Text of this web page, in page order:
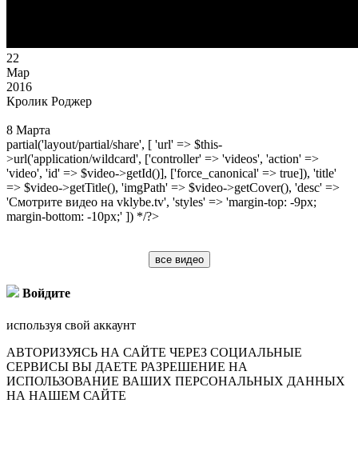
22
Мар
2016
Кролик Роджер
8 Марта
partial('layout/partial/share', [ 'url' => $this-
>url('application/wildcard', ['controller' => 'videos', 'action' =>
'video', 'id' => $video->getId()], ['force_canonical' => true]), 'title'
=> $video->getTitle(), 'imgPath' => $video->getCover(), 'desc' =>
'Смотрите видео на vklybe.tv', 'styles' => 'margin-top: -9px;
margin-bottom: -10px;' ]) */?>
все видео
Войдите
используя свой аккаунт
АВТОРИЗУЯСЬ НА САЙТЕ ЧЕРЕЗ СОЦИАЛЬНЫЕ
СЕРВИСЫ ВЫ ДАЕТЕ РАЗРЕШЕНИЕ НА
ИСПОЛЬЗОВАНИЕ ВАШИХ ПЕРСОНАЛЬНЫХ ДАННЫХ
НА НАШЕМ САЙТЕ